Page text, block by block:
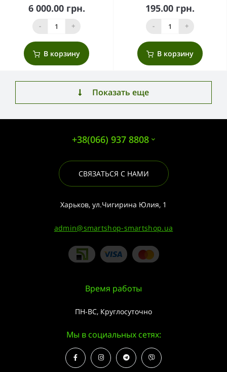
6 000.00 грн.
- +
В корзину
195.00 грн.
- +
В корзину
Показать еще
+38(066) 937 8808
СВЯЗАТЬСЯ С НАМИ
Харьков, ул.Чигирина Юлия, 1
admin@smartshop-smartshop.ua
Время работы
ПН-ВС, Круглосуточно
Мы в социальных сетях: